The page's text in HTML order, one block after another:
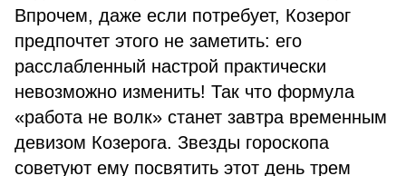
Впрочем, даже если потребует, Козерог
предпочтет этого не заметить: его
расслабленный настрой практически
невозможно изменить! Так что формула
«работа не волк» станет завтра временным
девизом Козерога. Звезды гороскопа
советуют ему посвятить этот день трем